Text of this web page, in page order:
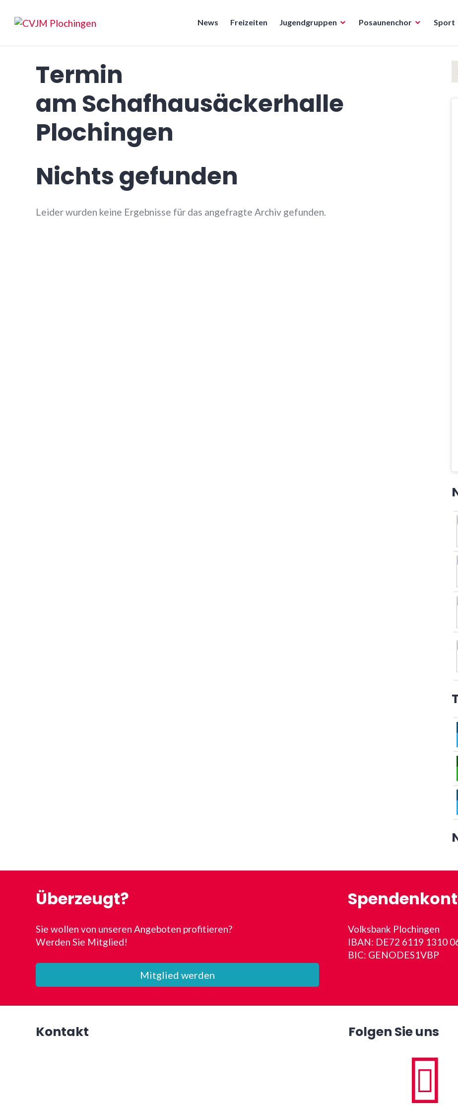
Inhalt
CVJM Plochingen
News Freizeiten Jugendgruppen Posaunenchor Sport
Termin
am Schafhausäckerhalle
Plochingen
Nichts gefunden
Leider wurden keine Ergebnisse für das angefragte Archiv gefunden.
Überzeugt?
Sie wollen von unseren Angeboten profitieren?
Werden Sie Mitglied!
Mitglied werden
Volksbank Plochingen
IBAN: DE72 6119 1310
BIC: GENODES1VBP
Kontakt Folgen Sie uns